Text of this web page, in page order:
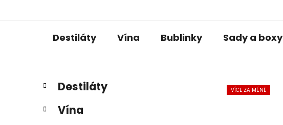
Destiláty Vína Bublinky Sady a boxy
P
s
Přeskočit
kategorie
K
a
e
Destiláty
Vína
VÍCE ZA MÉNĚ